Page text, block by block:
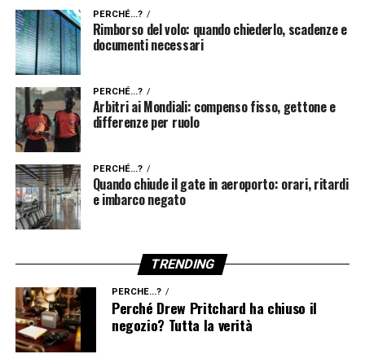
PERCHÉ...?
Rimborso del volo: quando chiederlo, scadenze e
documenti necessari
PERCHÉ...?
Arbitri ai Mondiali: compenso fisso, gettone e
differenze per ruolo
PERCHÉ...?
Quando chiude il gate in aeroporto: orari, ritardi
e imbarco negato
TRENDING
PERCHÉ...?
Perché Drew Pritchard ha chiuso il
negozio? Tutta la verità